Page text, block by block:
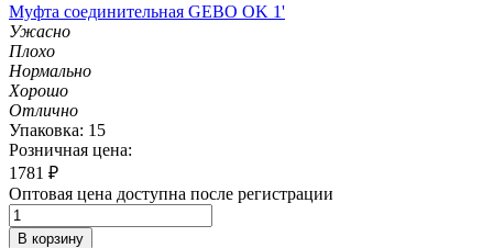
Муфта соединительная GEBO OK 1'
Ужасно
Плохо
Нормально
Хорошо
Отлично
Упаковка: 15
Розничная цена:
1781 ₽
Оптовая цена доступна после регистрации
В корзину